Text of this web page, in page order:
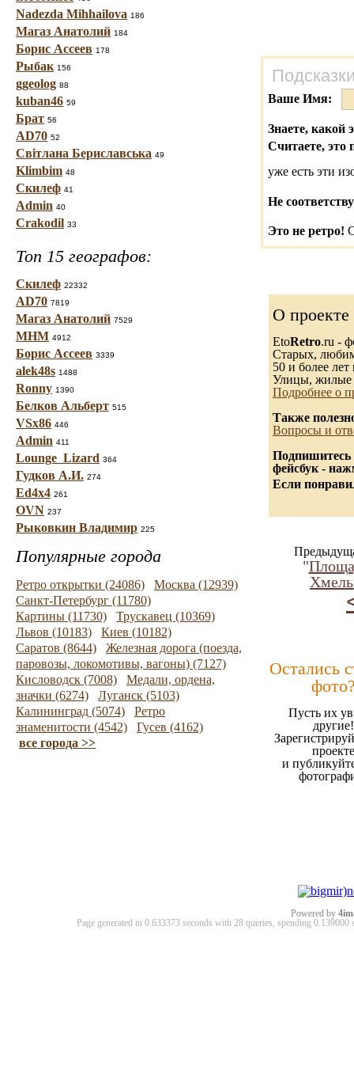
Nadezda Mihhailova 186
Магаз Анатолий 184
Борис Ассеев 178
Рыбак 156
ggeolog 88
kuban46 59
Брат 56
AD70 52
Світлана Бериславська 49
Klimbim 48
Скилеф 41
Admin 40
Crakodil 33
Топ 15 географов:
Скилеф 22332
AD70 7819
Магаз Анатолий 7529
МНМ 4912
Борис Ассеев 3339
alek48s 1488
Ronny 1390
Белков Альберт 515
VSx86 446
Admin 411
Lounge_Lizard 364
Гудков А.И. 274
Ed4x4 261
OVN 237
Рыковкин Владимир 225
Популярные города
Ретро открытки (24086)
Москва (12939)
Санкт-Петербург (11780)
Картины (11730)
Трускавец (10369)
Львов (10183)
Киев (10182)
Саратов (8644)
Железная дорога (поезда,
паровозы, локомотивы, вагоны) (7127)
Кисловодск (7008)
Медали, ордена,
значки (6274)
Луганск (5103)
Калининград (5074)
Ретро
знаменитости (4542)
Гусев (4162)
все города >>
Ваше Имя:
Знаете, какой
Считаете, это
уже есть эти
Не
Это не ретро!
О проекте
EtoRetro.ru -
Старых,
50 и более лет
Улицы, жилые
Подробнее о
Также
Вопросы и
Подпишитесь
фейсбук -
Если
"
Остались
Пусть их
другие!
проекте
и
Powered by
Page generated in 0.633373 seconds with 28 queries, spending